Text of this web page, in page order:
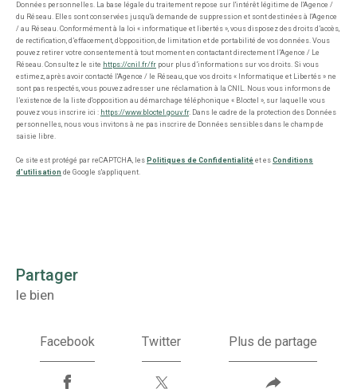
Données personnelles. La base légale du traitement repose sur l'intérêt légitime de l'Agence /
du Réseau. Elles sont conservées jusqu'à demande de suppression et sont destinées à l'Agence
/ au Réseau. Conformément à la loi « informatique et libertés », vous disposez des droits d’accès,
de rectification, d’effacement, d’opposition, de limitation et de portabilité de vos données. Vous
pouvez retirer votre consentement à tout moment en contactant directement l’Agence / Le
Réseau. Consultez le site https://cnil.fr/fr pour plus d’informations sur vos droits. Si vous
estimez, après avoir contacté l'Agence / le Réseau, que vos droits « Informatique et Libertés » ne
sont pas respectés, vous pouvez adresser une réclamation à la CNIL. Nous vous informons de
l’existence de la liste d'opposition au démarchage téléphonique « Bloctel », sur laquelle vous
pouvez vous inscrire ici : https://www.bloctel.gouv.fr. Dans le cadre de la protection des Données
personnelles, nous vous invitons à ne pas inscrire de Données sensibles dans le champ de
saisie libre.
Ce site est protégé par reCAPTCHA, les Politiques de Confidentialité et es Conditions
d'utilisation de Google s'appliquent.
partager
le bien
Facebook Twitter Plus de partage